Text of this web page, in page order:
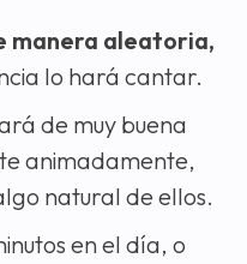
manera aleatoria,
lo hará cantar.
de muy buena
animadamente,
natural de ellos.
en el día, o